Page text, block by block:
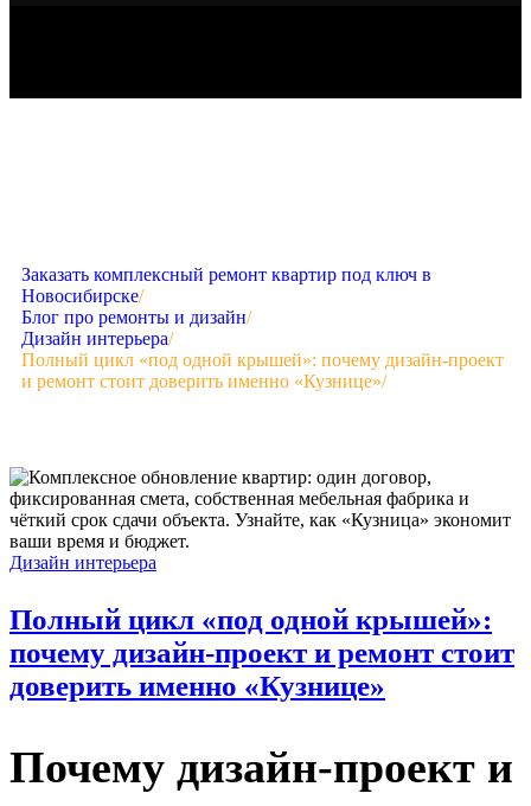
Заказать комплексный ремонт квартир под ключ в
Новосибирске/
Блог про ремонты и дизайн/
Дизайн интерьера/
Полный цикл «под одной крышей»: почему дизайн-проект
и ремонт стоит доверить именно «Кузнице»/
Дизайн интерьера
Полный цикл «под одной крышей»:
почему дизайн-проект и ремонт стоит
доверить именно «Кузнице»
Почему дизайн-проект и